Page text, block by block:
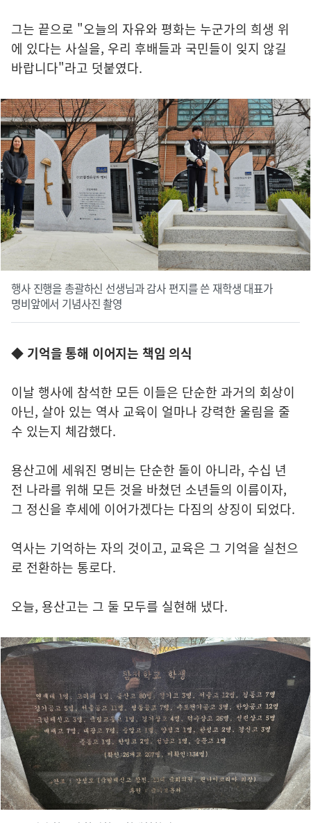
그는 끝으로 "오늘의 자유와 평화는 누군가의 희생 위
에 있다는 사실을, 우리 후배들과 국민들이 잊지 않길
바랍니다"라고 덧붙였다.
행사 진행을 총괄하신 선생님과 감사 편지를 쓴 재학생 대표가
명비앞에서 기념사진 촬영
◆ 기억을 통해 이어지는 책임 의식
이날 행사에 참석한 모든 이들은 단순한 과거의 회상이
아닌, 살아 있는 역사 교육이 얼마나 강력한 울림을 줄
수 있는지 체감했다.
용산고에 세워진 명비는 단순한 돌이 아니라, 수십 년
전 나라를 위해 모든 것을 바쳤던 소년들의 이름이자,
그 정신을 후세에 이어가겠다는 다짐의 상징이 되었다.
역사는 기억하는 자의 것이고, 교육은 그 기억을 실천으
로 전환하는 통로다.
오늘, 용산고는 그 둘 모두를 실현해 냈다.